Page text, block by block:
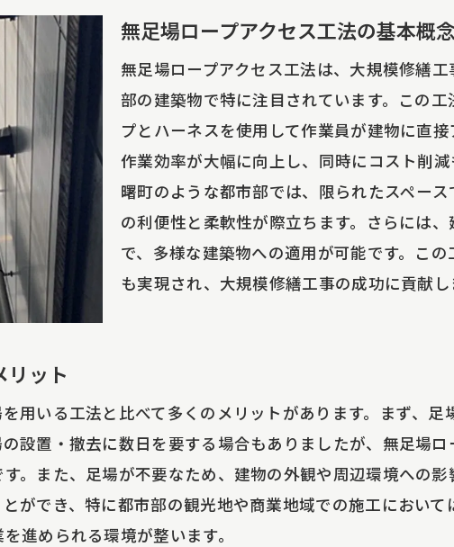
市曙町の特性を活かした新工法の導入
域社会への貢献と大規模修繕工事の役割
年に向けた新たな修繕工事のビジョン
場ロープアクセス工法が地域に与える長期的効果
元企業との連携による効率的な施工
市曙町の未来を見据えた工事プラン
の修繕工事を成功に導く無足場ロープアクセス工法の秘密
の鍵は何か？無足場ロープアクセス工法の詳細
新的工法が施工効率をどのように変えるか
の事例で証明された信頼性と実績
門家が語る無足場ロープアクセス工法の将来性
事例から学ぶ工法の導入方法
な大規模修繕工事を実現する無足場ロープアクセス工法のメ
期短縮とコスト削減を同時に実現する理由
に優しい工法としての評価
無足場ロープアクセス工法の基本概
無足場ロープアクセス工法は、大規模修繕
部の建築物で特に注目されています。この
プとハーネスを使用して作業員が建物に直接
作業効率が大幅に向上し、同時にコスト削
曙町のような都市部では、限られたスペー
の利便性と柔軟性が際立ちます。さらには
で、多様な建築物への適用が可能です。こ
も実現され、大規模修繕工事の成功に貢献し
リット
用いる工法と比べて多くのメリットがあります。まず、
設置・撤去に数日を要する場合もありましたが、無足場
。また、足場が不要なため、建物の外観や周辺環境への
ができ、特に都市部の観光地や商業地域での施工におい
進められる環境が整います。